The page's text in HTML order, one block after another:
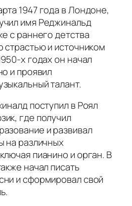
1947 года в Лондоне,
имя Реджинальд
с раннего детства
страстью и источником
х годах он начал
и проявил
талант.
поступил в Роял
где получил
и развивал
на различных
пианино и орган. В
начал писать
и сформировал свой